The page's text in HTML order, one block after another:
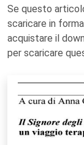
Se questo
scaricare in
acquistare il
per scaricare